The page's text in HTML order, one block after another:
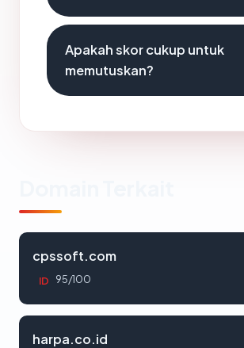
Apakah skor cukup untuk
memutuskan?
cpssoft.com
ID 95/100
harpa.co.id